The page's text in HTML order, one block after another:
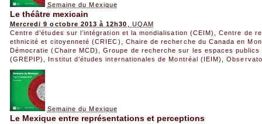
Semaine du Mexique
Le théâtre mexicain
Mercredi 9 octobre 2013 à 12h30
, UQAM
Centre d’études sur l’intégration et la mondialisation (CEIM)
,Centre de
ethnicité et citoyenneté (CRIEC)
Chaire de recherche du Canada en
Démocratie (Chaire MCD)
,Groupe de recherche sur les espaces
(GREPIP)
Institut d’études internationales de Montréal (IEIM) ,
Semaine du Mexique
Le Mexique entre représentations et perceptions